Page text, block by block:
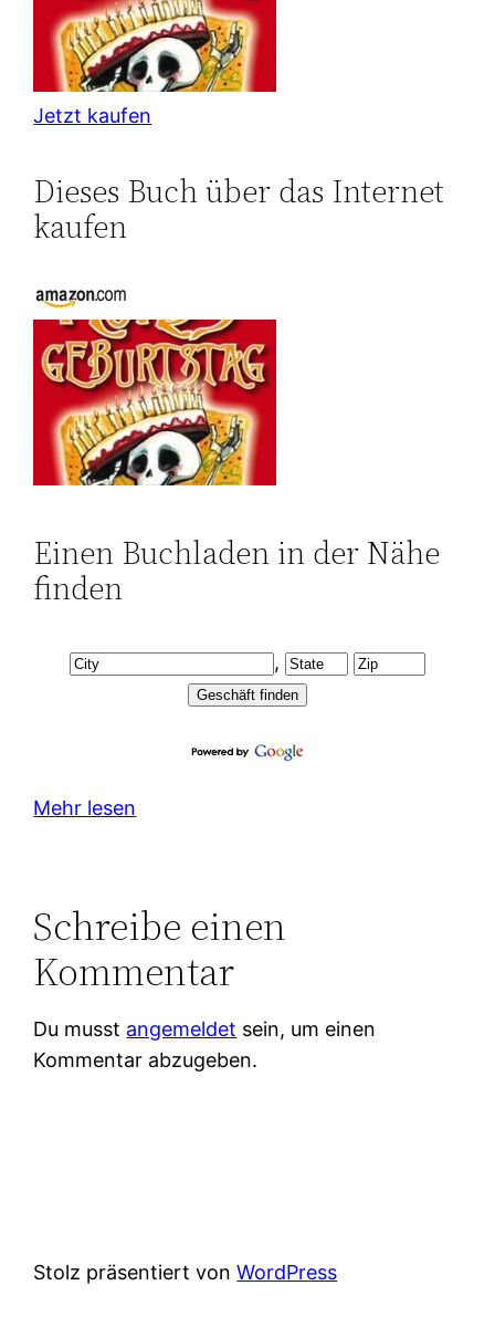
Jetzt kaufen
Dieses Buch über das Internet
kaufen
Einen Buchladen in der Nähe
finden
,
Mehr lesen
Schreibe einen
Kommentar
Du musst angemeldet sein, um einen
Kommentar abzugeben.
Stolz präsentiert vonWordPress